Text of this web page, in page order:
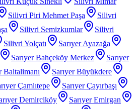
Silivri Piri Mehmet Paşa
Silivri
Silivri Semizkumlar
Silivri
Silivri Yolçatı
Sarıyer Ayazağa
Sarıyer Bahçeköy Merkez
Sarıyer
Baltalimanı
Sarıyer Büyükdere
Çamlıtepe
Sarıyer Çayırbaşı
Demirciköy
Sarıyer Emirgan